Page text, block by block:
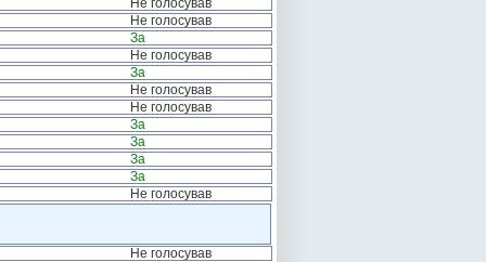
Не голосував
Не голосував
За
Не голосував
За
Не голосував
Не голосував
За
За
За
За
Не голосував
Не голосував